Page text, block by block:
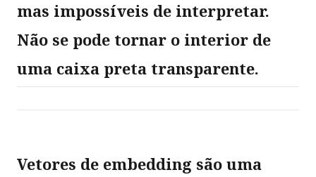
mas impossíveis de interpretar.
Não se pode tornar o interior de
uma caixa preta transparente.
Vetores de embedding são uma